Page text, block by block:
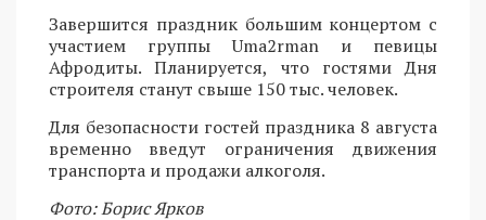
Завершится праздник большим концертом с
участием группы Uma2rman и певицы
Афродиты. Планируется, что гостями Дня
строителя станут свыше 150 тыс. человек.
Для безопасности гостей праздника 8 августа
временно введут ограничения движения
транспорта и продажи алкоголя.
Фото: Борис Ярков